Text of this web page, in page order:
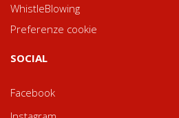
WhistleBlowing
Preferenze cookie
SOCIAL
Facebook